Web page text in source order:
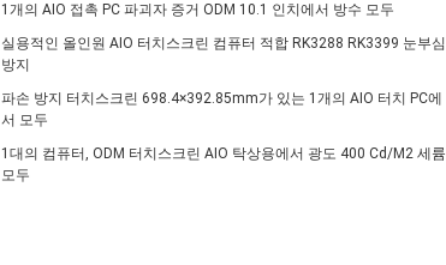
1개의 AIO 접촉 PC 파괴자 증거 ODM 10.1 인치에서 방수 모두
실용적인 올인원 AIO 터치스크린 컴퓨터 적합 RK3288 RK3399 눈부심
방지
파손 방지 터치스크린 698.4×392.85mm가 있는 1개의 AIO 터치 PC에
서 모두
1대의 컴퓨터, ODM 터치스크린 AIO 탁상용에서 광도 400 Cd/M2 세륨
모두